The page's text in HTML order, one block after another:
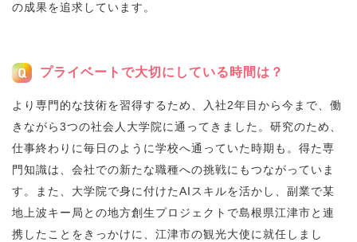
の成果を追求しています。
プライベートで大切にしている時間は？
より専門的な技術を習得するため、入社2年目から今まで、働
きながら3つの社会人大学院に通ってきました。研究のため、
仕事終わりに毎日のように学校へ通っていた時期も。得た専
門知識は、会社での新たな職種への挑戦にもつながっていま
す。また、大学院で身に付けたAIスキルを活かし、副業で某
地上波キー局との地方創生プロジェクトで島根県江津市と連
携したことをきっかけに、江津市の観光大使に就任しまし